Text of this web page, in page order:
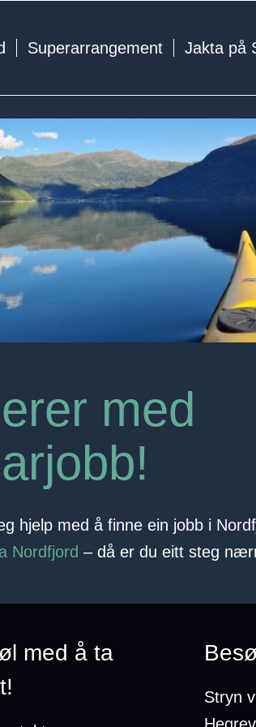
Superarrangement Jakta på
med
hjelp med å finne ein jobb i
Nordfjord – då er du eitt steg
med å ta
Stryn